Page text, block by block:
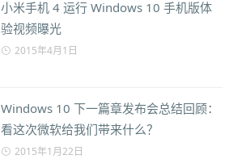
小米手机 4 运行 Windows 10 手机版体
验视频曝光
2015年4月1日
Windows 10 下一篇章发布会总结回顾：
看这次微软给我们带来什么？
2015年1月22日